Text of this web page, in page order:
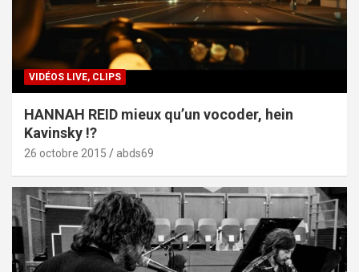
VIDÉOS LIVE, CLIPS
HANNAH REID mieux qu’un vocoder, hein
Kavinsky !?
26 octobre 2015 abds69